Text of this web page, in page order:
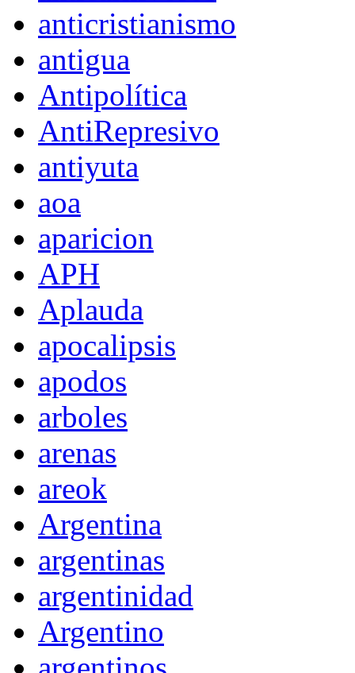
anticristianismo
antigua
Antipolítica
AntiRepresivo
antiyuta
aoa
aparicion
APH
Aplauda
apocalipsis
apodos
arboles
arenas
areok
Argentina
argentinas
argentinidad
Argentino